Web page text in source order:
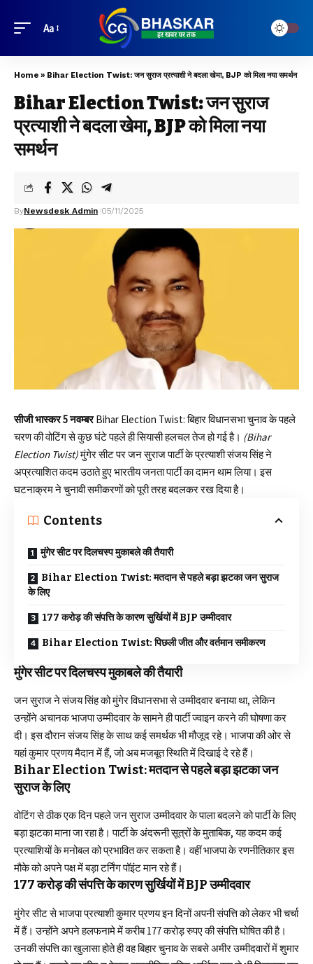
Aa
Home » Bihar Election Twist: जन सुराज प्रत्याशी ने बदला खेमा, BJP को मिला नया समर्थन
Bihar Election Twist: जन सुराज
प्रत्याशी ने बदला खेमा, BJP को मिला नया
समर्थन
ByNewsdesk Admin 05/11/2025
सीजी भास्कर 5 नवम्बरBihar Election Twist: बिहार विधानसभा चुनाव के पहले
चरण की वोटिंग से कुछ घंटे पहले ही सियासी हलचल तेज हो गई है। (Bihar
Election Twist)मुंगेर सीट पर जन सुराज पार्टी के प्रत्याशी संजय सिंह ने
अप्रत्याशित कदम उठाते हुए भारतीय जनता पार्टी का दामन थाम लिया। इस
घटनाक्रम ने चुनावी समीकरणों को पूरी तरह बदलकर रख दिया है।
Contents
मुंगेर सीट पर दिलचस्प मुकाबले की तैयारी
Bihar Election Twist: मतदान से पहले बड़ा झटका जन सुराज
के लिए
177 करोड़ की संपत्ति के कारण सुर्खियों में BJP उम्मीदवार
Bihar Election Twist: पिछली जीत और वर्तमान समीकरण
मुंगेर सीट पर दिलचस्प मुकाबले की तैयारी
जन सुराज ने संजय सिंह को मुंगेर विधानसभा से उम्मीदवार बनाया था, लेकिन
उन्होंने अचानक भाजपा उम्मीदवार के सामने ही पार्टी ज्वाइन करने की घोषणा कर
दी। इस दौरान संजय सिंह के साथ कई समर्थक भी मौजूद रहे। भाजपा की ओर से
यहां कुमार प्रणय मैदान में हैं, जो अब मजबूत स्थिति में दिखाई दे रहे हैं।
Bihar Election Twist: मतदान से पहले बड़ा झटका जन
सुराज के लिए
वोटिंग से ठीक एक दिन पहले जन सुराज उम्मीदवार के पाला बदलने को पार्टी के लिए
बड़ा झटका माना जा रहा है। पार्टी के अंदरूनी सूत्रों के मुताबिक, यह कदम कई
प्रत्याशियों के मनोबल को प्रभावित कर सकता है। वहीं भाजपा के रणनीतिकार इस
मौके को अपने पक्ष में बड़ा टर्निंग पॉइंट मान रहे हैं।
177 करोड़ की संपत्ति के कारण सुर्खियों में BJP उम्मीदवार
मुंगेर सीट से भाजपा प्रत्याशी कुमार प्रणय इन दिनों अपनी संपत्ति को लेकर भी चर्चा
में हैं। उन्होंने अपने हलफनामे में करीब 177 करोड़ रुपए की संपत्ति घोषित की है।
उनकी संपत्ति का खुलासा होते ही वह बिहार चुनाव के सबसे अमीर उम्मीदवारों में शुमार